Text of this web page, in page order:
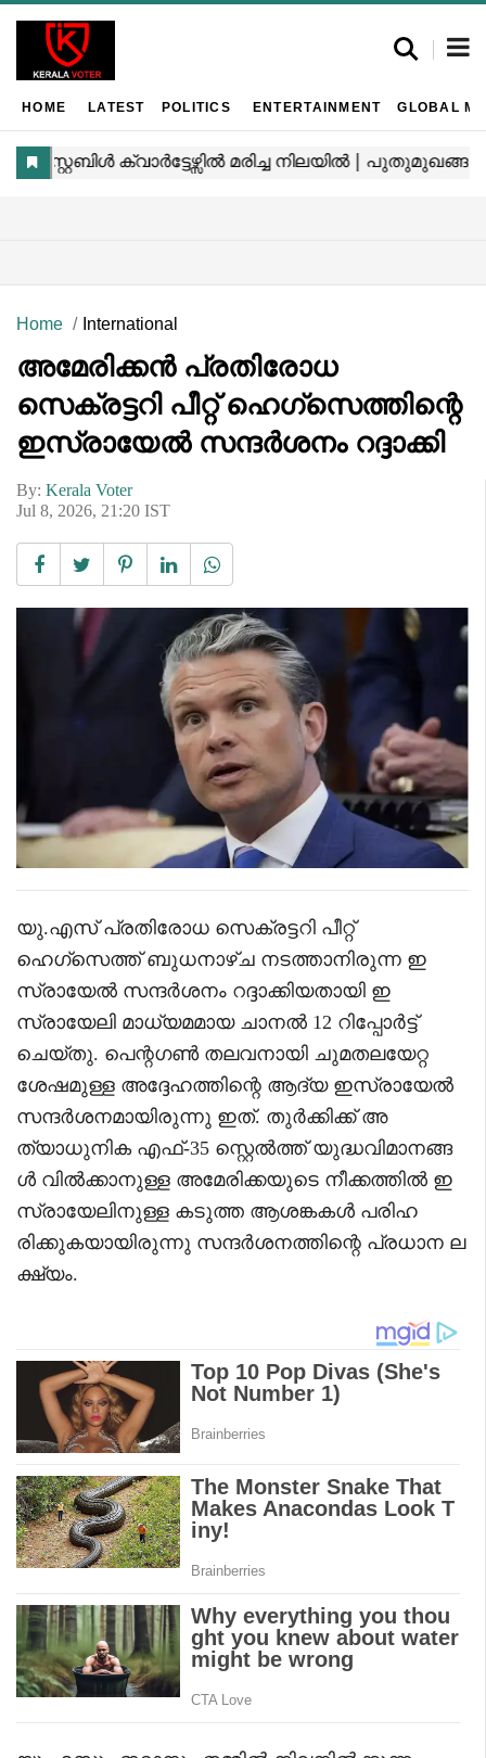
HOME LATEST POLITICS ENTERTAINMENT GLOBAL
Home International
അമേരിക്കൻ പ്രതിരോധ
സെക്രട്ടറി പീറ്റ് ഹെഗ്സെത്തിന്റെ
ഇസ്രായേൽ സന്ദർശനം റദ്ദാക്കി
By: Kerala Voter
Jul 8, 2026, 21:20 IST
യു.എസ് പ്രതിരോധ സെക്രട്ടറി പീറ്റ്
ഹെഗ്സെത്ത് ബുധനാഴ്ച നടത്താനിരുന്ന ഇ
സ്രായേൽ സന്ദർശനം റദ്ദാക്കിയതായി ഇ
സ്രായേലി മാധ്യമമായ ചാനൽ 12 റിപ്പോർട്ട്
ചെയ്തു. പെന്റഗൺ തലവനായി ചുമതലയേറ്റ
ശേഷമുള്ള അദ്ദേഹത്തിന്റെ ആദ്യ ഇസ്രായേൽ
സന്ദർശനമായിരുന്നു ഇത്. തുർക്കിക്ക് അ
ത്യാധുനിക എഫ്-35 സ്റ്റെൽത്ത് യുദ്ധവിമാനങ്ങ
ൾ വിൽക്കാനുള്ള അമേരിക്കയുടെ നീക്കത്തിൽ ഇ
സ്രായേലിനുള്ള കടുത്ത ആശങ്കകൾ പരിഹ
രിക്കുകയായിരുന്നു സന്ദർശനത്തിന്റെ പ്രധാന ല
ക്ഷ്യം.